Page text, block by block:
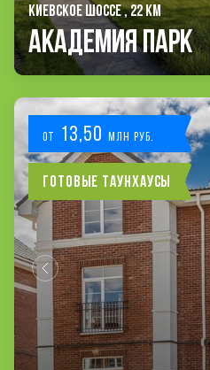
КИЕВСКОЕ ШОССЕ , 22 КМ
Академия Парк
от 13,50 млн руб.
Готовые таунхаусы